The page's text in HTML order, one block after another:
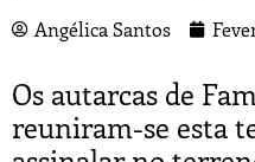
Angélica Santos
Os autarcas de
reuniram-se esta